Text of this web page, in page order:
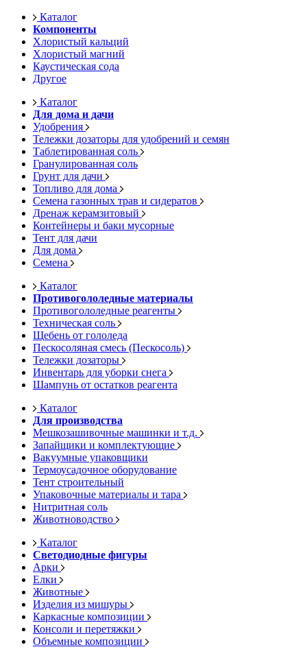
Каталог
Компоненты
Хлористый кальций
Хлористый магний
Каустическая сода
Другое
Каталог
Для дома и дачи
Удобрения
Тележки дозаторы для удобрений и семян
Таблетированная соль
Гранулированная соль
Грунт для дачи
Топливо для дома
Семена газонных трав и сидератов
Дренаж керамзитовый
Контейнеры и баки мусорные
Тент для дачи
Для дома
Семена
Каталог
Противогололедные материалы
Противогололедные реагенты
Техническая соль
Щебень от гололеда
Пескосоляная смесь (Пескосоль)
Тележки дозаторы
Инвентарь для уборки снега
Шампунь от остатков реагента
Каталог
Для производства
Мешкозашивочные машинки и т.д.
Запайщики и комплектующие
Вакуумные упаковщики
Термоусадочное оборудование
Тент строительный
Упаковочные материалы и тара
Нитритная соль
Животноводство
Каталог
Светодиодные фигуры
Арки
Елки
Животные
Изделия из мишуры
Каркасные композиции
Консоли и перетяжки
Объемные композиции